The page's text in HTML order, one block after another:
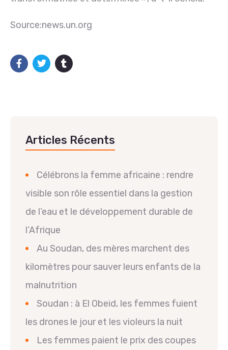
Source:news.un.org
Articles Récents
Célébrons la femme africaine : rendre
visible son rôle essentiel dans la gestion
de l’eau et le développement durable de
l’Afrique
Au Soudan, des mères marchent des
kilomètres pour sauver leurs enfants de la
malnutrition
Soudan : à El Obeid, les femmes fuient
les drones le jour et les violeurs la nuit
Les femmes paient le prix des coupes